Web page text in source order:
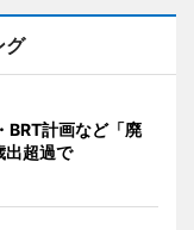
グ
BRT計画など「廃
超過で